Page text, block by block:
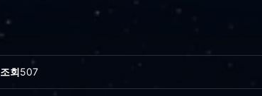
조회507